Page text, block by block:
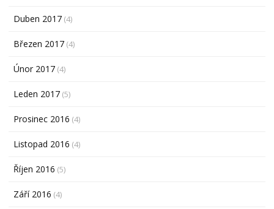
Duben 2017 (4)
Březen 2017 (4)
Únor 2017 (4)
Leden 2017 (5)
Prosinec 2016 (4)
Listopad 2016 (4)
Říjen 2016 (5)
Září 2016 (4)